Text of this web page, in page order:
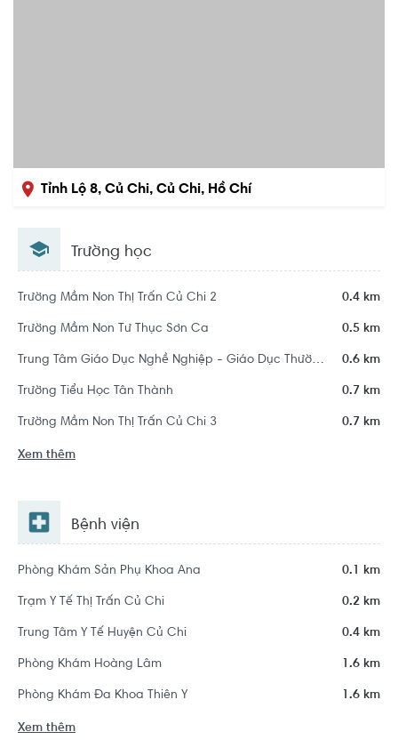
Tỉnh Lộ 8, Củ Chi, Củ Chi, Hồ Chí
Trường học
Trường Mầm Non Thị Trấn Củ Chi 2 0.4 km
Trường Mầm Non Tư Thục Sơn Ca 0.5 km
Trung Tâm Giáo Dục Nghề Nghiệp - Giáo Dục Thường Xuyên Huyện Củ Chi 0.6 km
Trường Tiểu Học Tân Thành 0.7 km
Trường Mầm Non Thị Trấn Củ Chi 3 0.7 km
Xem thêm
Bệnh viện
Phòng Khám Sản Phụ Khoa Ana 0.1 km
Trạm Y Tế Thị Trấn Củ Chi 0.2 km
Trung Tâm Y Tế Huyện Củ Chi 0.4 km
Phòng Khám Hoàng Lâm 1.6 km
Phòng Khám Đa Khoa Thiên Y 1.6 km
Xem thêm